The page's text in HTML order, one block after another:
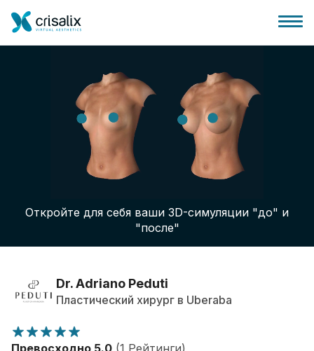
Главная хирурга
Бизнес Платформа
Планы
Откройте для себя ваши 3D-симуляции "до" и
"после"
Dr. Adriano Peduti
Пластический хирург в Uberaba
Превосходно 5.0 (1 Рейтинги)